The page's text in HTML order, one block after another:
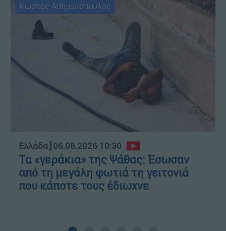
Κώστας Ασημακόπουλος
Ελλάδα┋06.08.2026 10:30
Τα «γεράκια» της Ψάθας: Έσωσαν
από τη μεγάλη φωτιά τη γειτονιά
που κάποτε τους έδιωχνε